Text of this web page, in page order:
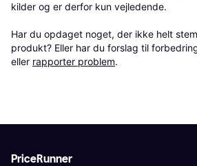
kilder og er derfor kun vejledende.
Har du opdaget noget, der ikke helt
produkt? Eller har du forslag til
eller rapporter problem.
PriceRunner